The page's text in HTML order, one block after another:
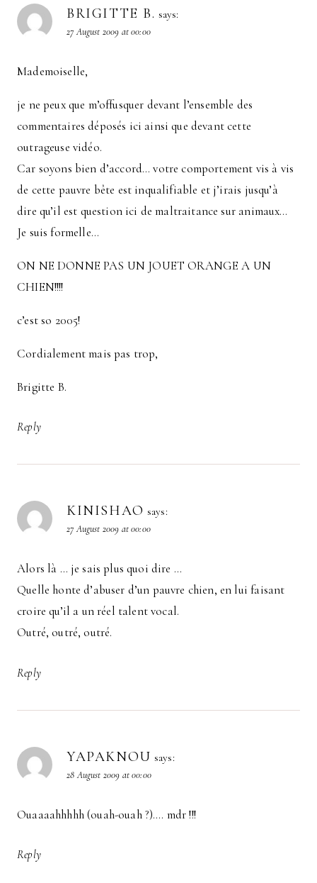
BRIGITTE B. says:
27 August 2009 at 00:00
Mademoiselle,
je ne peux que m’offusquer devant l’ensemble des
commentaires déposés ici ainsi que devant cette
outrageuse vidéo.
Car soyons bien d’accord… votre comportement vis à vis
de cette pauvre bête est inqualifiable et j’irais jusqu’à
dire qu’il est question ici de maltraitance sur animaux…
Je suis formelle…
ON NE DONNE PAS UN JOUET ORANGE A UN
CHIEN!!!!
c’est so 2005!
Cordialement mais pas trop,
Brigitte B.
Reply
KINISHAO says:
27 August 2009 at 00:00
Alors là … je sais plus quoi dire …
Quelle honte d’abuser d’un pauvre chien, en lui faisant
croire qu’il a un réel talent vocal.
Outré, outré, outré.
Reply
YAPAKNOU says:
28 August 2009 at 00:00
Ouaaaahhhhh (ouah-ouah ?)…. mdr !!!
Reply